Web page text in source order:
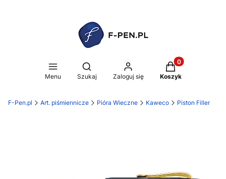
Menu
Otwórz wyszukiwarkę
Szukaj Zaloguj się
Produkty w
Koszyk
F-Pen.pl Art. piśmiennicze Pióra Wieczne Kaweco Piston Filler